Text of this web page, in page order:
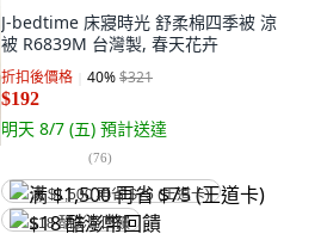
J-bedtime 床寢時光 舒柔棉四季被 涼
被 R6839M 台灣製, 春天花卉
折扣後價格 40%$321
$192
明天 8/7 (五) 預計送達
(76)
满 $1,500 再省 $75 (王道卡)
$18 酷澎幣回饋